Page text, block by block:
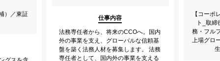
）／東証
仕事内容
法務専任者から、将来のCCOへ。国内
外の事業を支え、グローバルな信頼基
盤を築く法務人材を募集します。 法務
専任者として、国内外の事業を支える
【コーポ
ト_取
務・フル
上場グロ